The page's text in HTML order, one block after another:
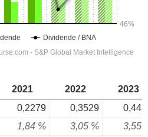
2021 2022
2023
0,2279 0,3529
1,84 % 3,05 %
3,55